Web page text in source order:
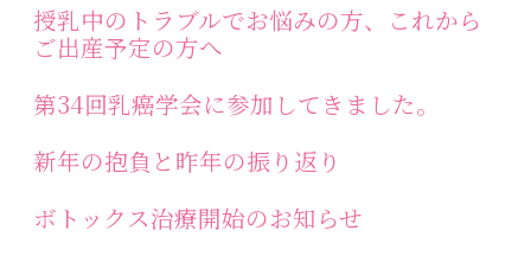
授乳中のトラブルでお悩みの方、これから
ご出産予定の方へ
第34回乳癌学会に参加してきました。
新年の抱負と昨年の振り返り
ボトックス治療開始のお知らせ